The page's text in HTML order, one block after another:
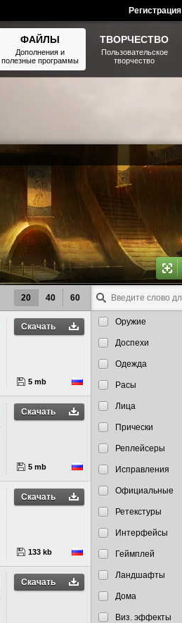
GAME TAG MENU
Оружие
Доспехи
Одежда
Расы
Лица
Прически
Реплейсеры
Исправления
Официальные
Ретекстуры
Интерфейсы
Геймплей
Ландшафты
Дома
Виз. эффекты
20 40 60
Скачать
5 mb
Скачать
5 mb
Скачать
133 kb
Скачать
ФАЙЛЫ
Дополнения и
полезные программы
ТВОРЧЕСТВО
Пользовательское
творчество
Регистрация